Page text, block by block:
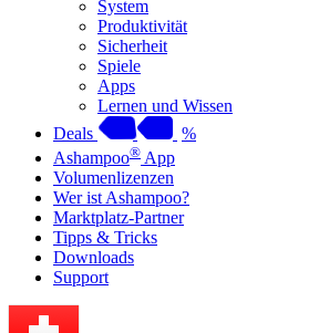
System
Produktivität
Sicherheit
Spiele
Apps
Lernen und Wissen
Deals
%
Ashampoo® App
Volumenlizenzen
Wer ist Ashampoo?
Marktplatz-Partner
Tipps & Tricks
Downloads
Support